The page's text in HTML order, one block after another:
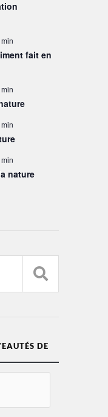
fait en
nature
DE